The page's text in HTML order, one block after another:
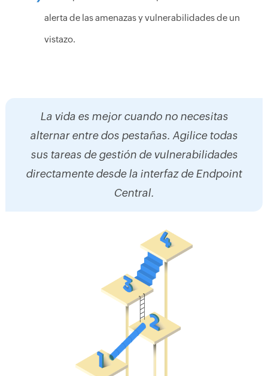
alerta de las amenazas y vulnerabilidades de un
vistazo.
La vida es mejor cuando no necesitas
alternar entre dos pestañas. Agilice todas
sus tareas de gestión de vulnerabilidades
directamente desde la interfaz de Endpoint
Central.